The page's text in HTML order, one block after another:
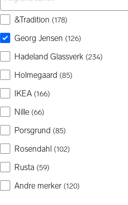
&Tradition (178)
Georg Jensen (126)
Hadeland Glassverk (234)
Holmegaard (85)
IKEA (166)
Nille (66)
Porsgrund (85)
Rosendahl (102)
Rusta (59)
Andre merker (120)